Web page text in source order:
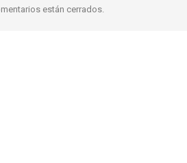
están cerrados.